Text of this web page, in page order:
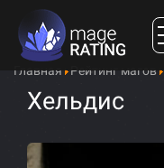
Главная Рейтинг магов
Хельдис